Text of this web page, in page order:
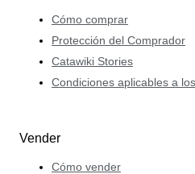
Cómo comprar
Protección del Comprador
Catawiki Stories
Condiciones aplicables a
Vender
Cómo vender